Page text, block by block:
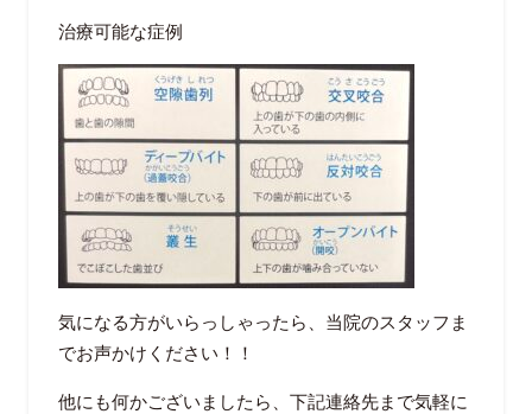
治療可能な症例
気になる方がいらっしゃったら、当院のスタッフま
でお声かけください！！
他にも何かございましたら、下記連絡先まで気軽に